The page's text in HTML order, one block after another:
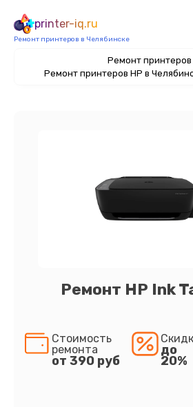
printer-iq.ru
Ремонт принтеров в Челябинске
Ремонт принтеров
Ремонт принтеров HP в
Ремонт HP Ink
Стоимость
ремонта
от 390 руб
до
20%